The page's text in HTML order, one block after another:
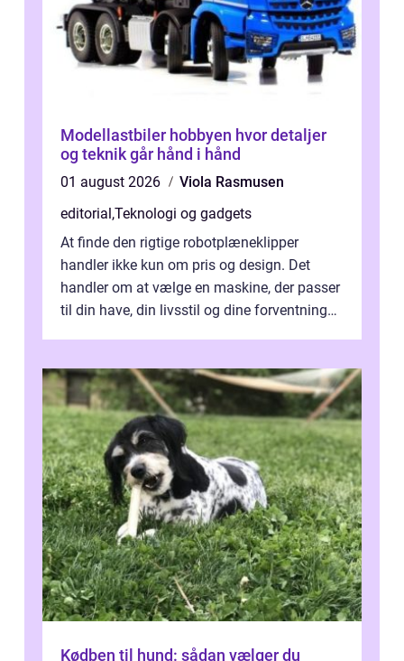
Modellastbiler hobbyen hvor detaljer
og teknik går hånd i hånd
01 august 2026
Viola Rasmusen
editorial,Teknologi og gadgets
At finde den rigtige robotplæneklipper
handler ikke kun om pris og design. Det
handler om at vælge en maskine, der passer
til din have, din livsstil og dine forventninger.
Kødben til hund: sådan vælger du